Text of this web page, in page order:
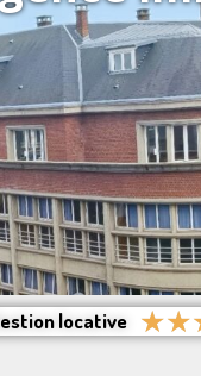
locative ★★